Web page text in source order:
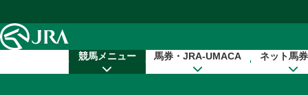
競馬メニュー 馬券・JRA-UMACA ネット馬